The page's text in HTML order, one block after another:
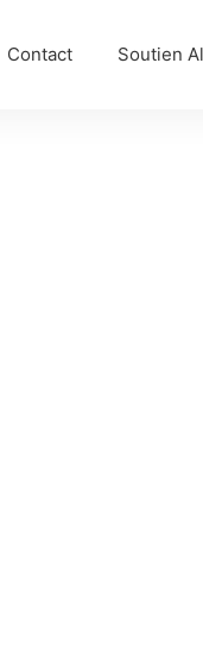
Contact Soutien